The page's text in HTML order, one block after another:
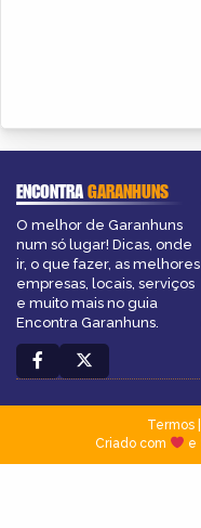
ENCONTRAGARANHUNS
O melhor de Garanhuns
num só lugar! Dicas, onde
ir, o que fazer, as melhores
empresas, locais, serviços
e muito mais no guia
Encontra Garanhuns.
Termos|
Criado com
e